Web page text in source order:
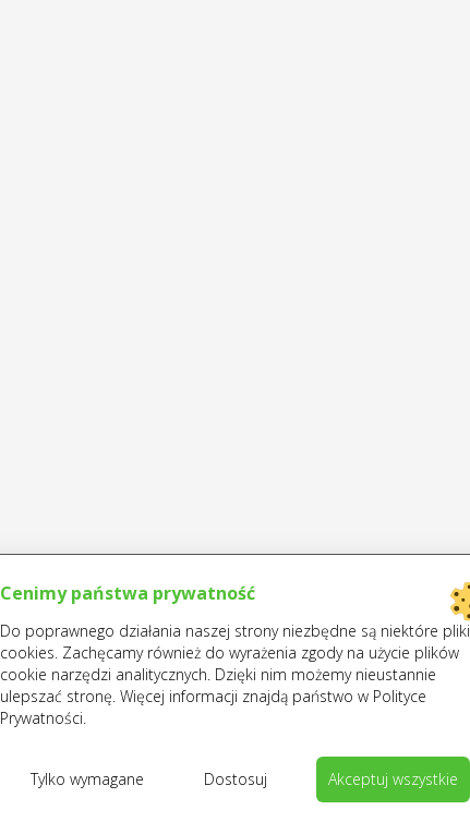
Cenimy państwa prywatność
Do poprawnego działania naszej strony niezbędne są niektóre pliki
cookies. Zachęcamy również do wyrażenia zgody na użycie plików
cookie narzędzi analitycznych. Dzięki nim możemy nieustannie
ulepszać stronę. Więcej informacji znajdą państwo w Polityce
Prywatności.
Dostosuj
Tylko wymagane Akceptuj wszystkie